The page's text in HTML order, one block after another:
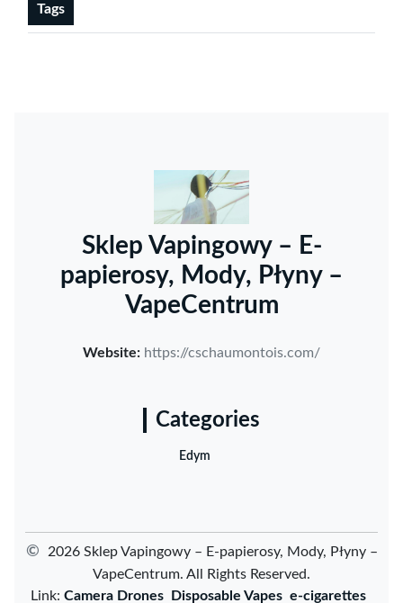
Tags
Sklep Vapingowy – E-
papierosy, Mody, Płyny –
VapeCentrum
Website: https://cschaumontois.com/
Categories
Edym
©
2026 Sklep Vapingowy – E-papierosy, Mody, Płyny –
VapeCentrum. All Rights Reserved.
Link: Camera Drones Disposable Vapes e-cigarettes